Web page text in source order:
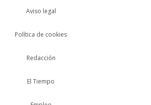
Aviso legal
Política de cookies
Redacción
El Tiempo